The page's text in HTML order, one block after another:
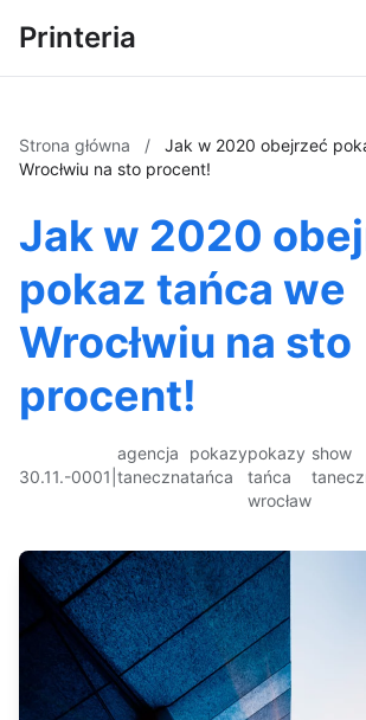
Printeria
Strona główna /
Jak w 2020 obejrzeć
Wrocłwiu na sto procent!
Jak w 2020
pokaz tańca we
Wrocłwiu na sto
procent!
30.11.-0001
agencja
taneczna
pokazy
tańca
pokazy
tańca
wrocław
show